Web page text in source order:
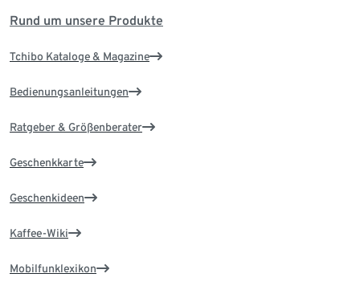
Rund um unsere Produkte
Tchibo Kataloge & Magazine
Bedienungsanleitungen
Ratgeber & Größenberater
Geschenkkarte
Geschenkideen
Kaffee-Wiki
Mobilfunklexikon